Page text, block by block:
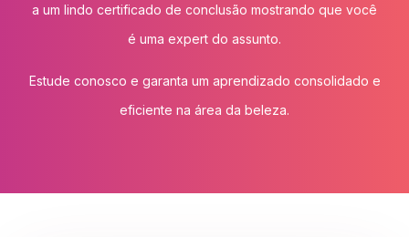
a um lindo certificado de conclusão mostrando que você
é uma expert do assunto.
Estude conosco e garanta um aprendizado consolidado e
eficiente na área da beleza.